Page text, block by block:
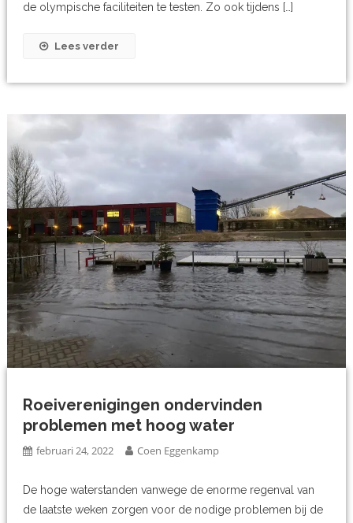
de olympische faciliteiten te testen. Zo ook tijdens […]
Lees verder
Roeiverenigingen ondervinden
problemen met hoog water
februari 24, 2022 Coen Eggenkamp
De hoge waterstanden vanwege de enorme regenval van
de laatste weken zorgen voor de nodige problemen bij de